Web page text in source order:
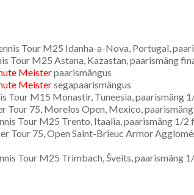
Tour M25 Idanha-a-Nova, Portugal,
Tour M25 Astana, Kazastan, paarismäng
Meisterpaarismängus
Meistersegapaarismängus
Tour M15 Monastir, Tuneesia, paarismäng
Tour 75, Morelos Open, Mexico,
Tour M25 Trento, Itaalia, paarismäng 1/2
Tour 75, Open Saint-Brieuc Armor
Tour M25 Trimbach, Šveits, paarismäng